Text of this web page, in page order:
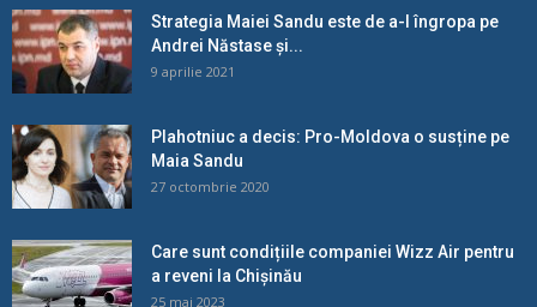
Strategia Maiei Sandu este de a-l îngropa pe
Andrei Năstase și...
9 aprilie 2021
Plahotniuc a decis: Pro-Moldova o susține pe
Maia Sandu
27 octombrie 2020
Care sunt condițiile companiei Wizz Air pentru
a reveni la Chișinău
25 mai 2023